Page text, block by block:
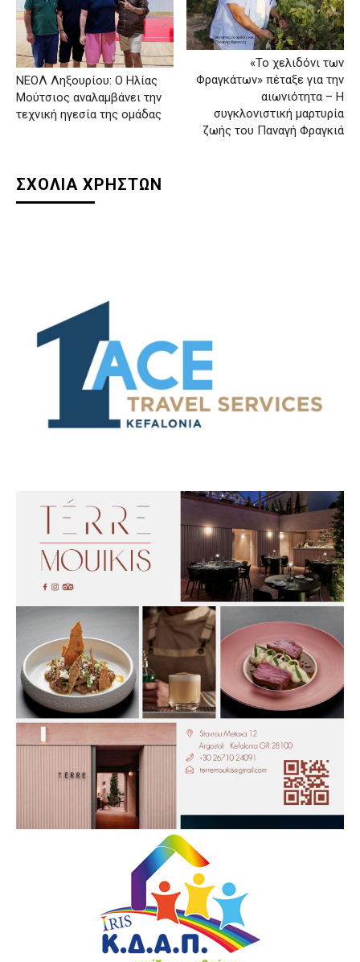
ΝΕΟΛ Ληξουρίου: Ο Ηλίας
Μούτσιος αναλαμβάνει την
τεχνική ηγεσία της ομάδας
«Το χελιδόνι των
Φραγκάτων» πέταξε για την
αιωνιότητα – Η
συγκλονιστική μαρτυρία
ζωής του Παναγή Φραγκιά
ΣΧΟΛΙΑ ΧΡΗΣΤΩΝ